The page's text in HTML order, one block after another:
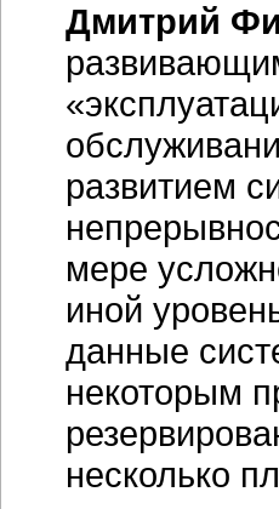
Дмитрий
развитием
мере
иной
данные
некоторым
несколько